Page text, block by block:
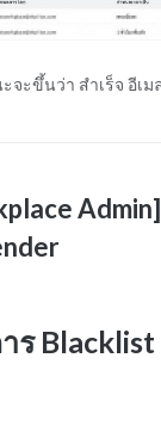
จะขึ้นว่า สำเร็จ อีเ
ร